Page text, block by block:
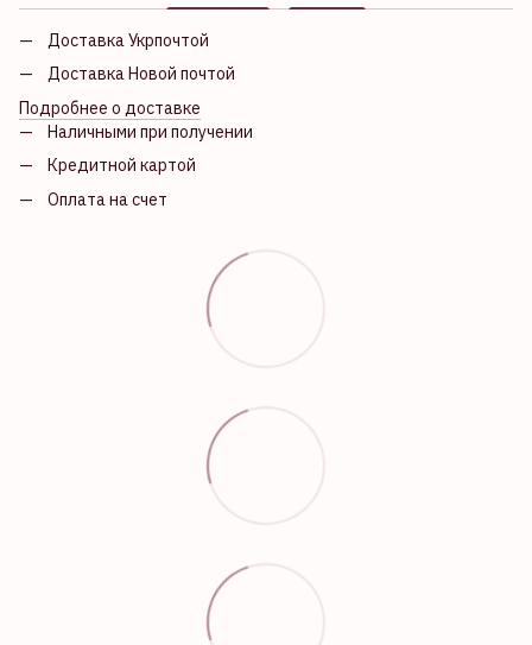
Доставка Укрпочтой
Доставка Новой почтой
Подробнее о доставке
Наличными при получении
Кредитной картой
Оплата на счет